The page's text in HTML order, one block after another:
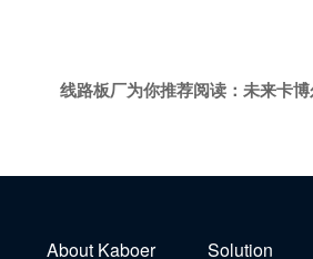
线路板厂为你推荐阅读： 未来卡
About Kaboer Solution